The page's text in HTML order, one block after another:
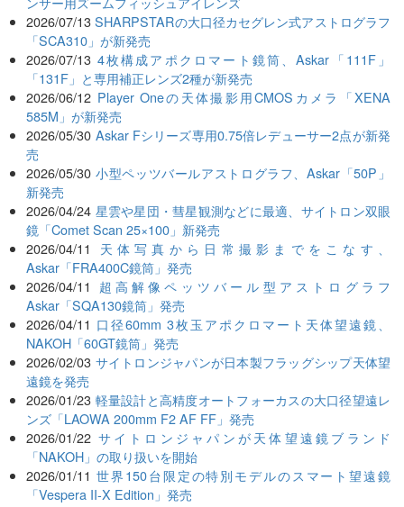
2026/07/13 SHARPSTARの大口径カセグレン式アストログラフ
「SCA310」が新発売
2026/07/13 4枚構成アポクロマート鏡筒、Askar「111F」
「131F」と専用補正レンズ2種が新発売
2026/06/12 Player Oneの天体撮影用CMOSカメラ「XENA
585M」が新発売
2026/05/30 Askar Fシリーズ専用0.75倍レデューサー2点が新発
売
2026/05/30 小型ペッツバールアストログラフ、Askar「50P」
新発売
2026/04/24 星雲や星団・彗星観測などに最適、サイトロン双眼
鏡「Comet Scan 25×100」新発売
2026/04/11
天体写真から日常撮影までをこなす、
Askar「FRA400C鏡筒」発売
2026/04/11
超高解像ペッツバール型アストログラフ
Askar「SQA130鏡筒」発売
2026/04/11 口径60mm 3枚玉アポクロマート天体望遠鏡、
NAKOH「60GT鏡筒」発売
2026/02/03 サイトロンジャパンが日本製フラッグシップ天体望
遠鏡を発売
2026/01/23 軽量設計と高精度オートフォーカスの大口径望遠レ
ンズ「LAOWA 200mm F2 AF FF」発売
2026/01/22 サイトロンジャパンが天体望遠鏡ブランド
「NAKOH」の取り扱いを開始
2026/01/11 世界150台限定の特別モデルのスマート望遠鏡
「Vespera II-X Edition」発売